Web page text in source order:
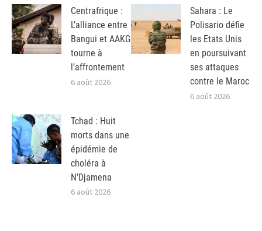
Centrafrique :
L’alliance entre
Bangui et AAKG
tourne à
l’affrontement
6 août 2026
Sahara : Le
Polisario défie
les Etats Unis
en poursuivant
ses attaques
contre le Maroc
6 août 2026
Tchad : Huit
morts dans une
épidémie de
choléra à
N’Djamena
6 août 2026